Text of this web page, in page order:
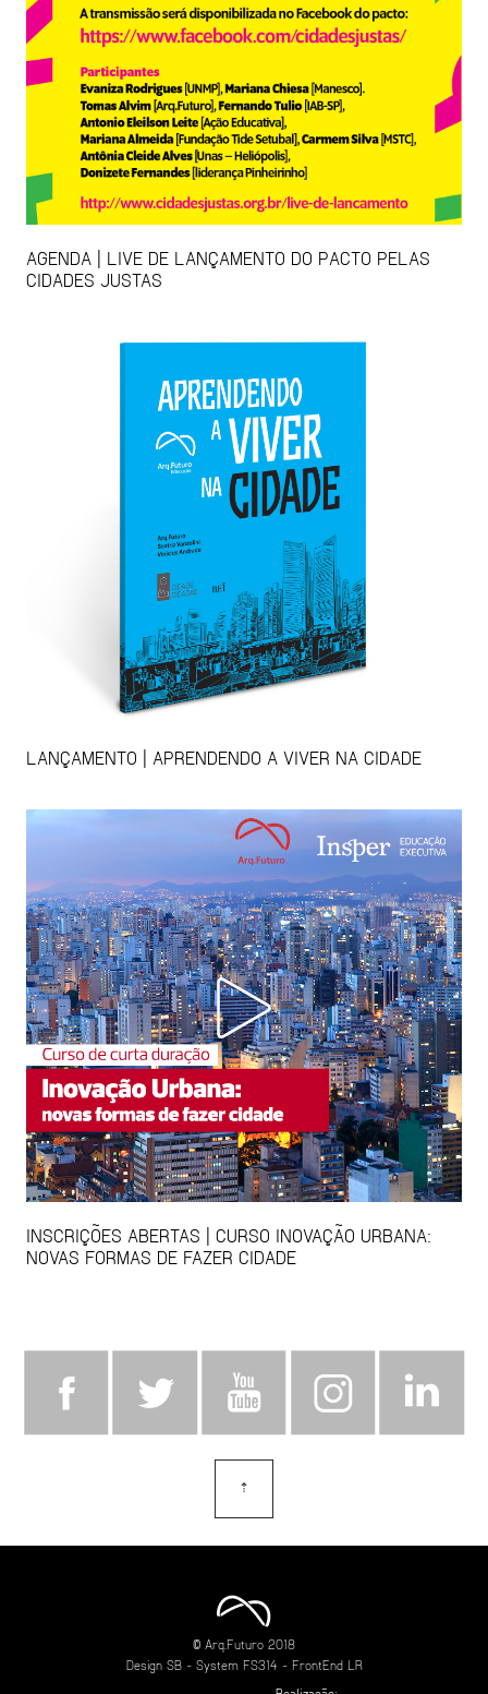
AGENDA | LIVE DE LANÇAMENTO DO PACTO PELAS
CIDADES JUSTAS
LANÇAMENTO | APRENDENDO A VIVER NA CIDADE
INSCRIÇÕES ABERTAS | CURSO INOVAÇÃO URBANA:
NOVAS FORMAS DE FAZER CIDADE
⇡
© Arq.Futuro 2018
Design SB- System FS314 - FrontEnd LR